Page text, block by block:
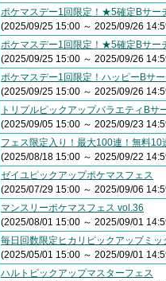
ポケマスデー1回限定！★5確定Bサー
(2025/09/25 15:00 ～ 2025/09/26
ポケマスデー1回限定！★5確定Bサー
(2025/09/25 15:00 ～ 2025/09/26
ポケマスデー1回限定！ハッピーBサ
(2025/09/25 15:00 ～ 2025/09/26
トリプルピックアップバラエティBサ
(2025/09/05 15:00 ～ 2025/09/23
フェス限定入り！最大100連！無料10
(2025/08/18 15:00 ～ 2025/09/22
ゼイユピックアップポケマスフェス
(2025/07/29 15:00 ～ 2025/09/06
マンスリーポケマスフェス vol.36
(2025/08/01 15:00 ～ 2025/09/01
毎日回数限定ヒカリピックアップミッ
(2025/05/01 15:00 ～ 2025/09/01
ハルトピックアップマスターフェス